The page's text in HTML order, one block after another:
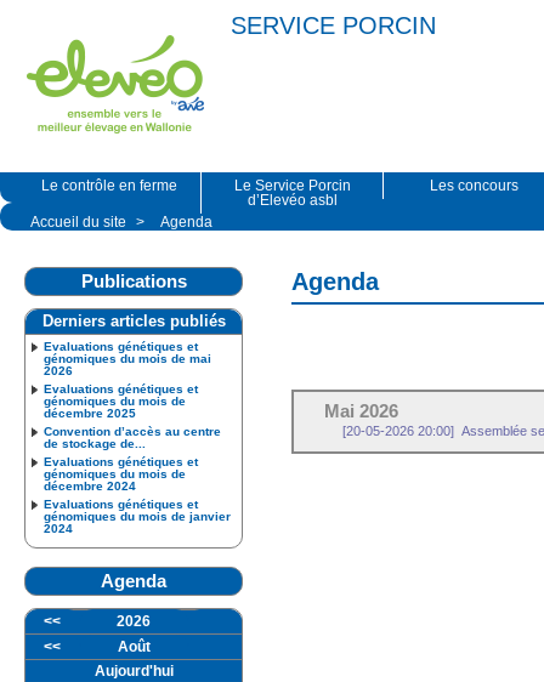
SERVICE PORCIN
Le contrôle en ferme
Le Service Porcin
d’Elevéo asbl
Les concours
Accueil du site > Agenda
Agenda
Mai 2026
[20-05-2026 20:00] Assemblée
Publications
Derniers articles publiés
Evaluations génétiques et
génomiques du mois de mai
2026
Evaluations génétiques et
génomiques du mois de
décembre 2025
Convention d’accès au centre
de stockage de...
Evaluations génétiques et
génomiques du mois de
décembre 2024
Evaluations génétiques et
génomiques du mois de janvier
2024
Agenda
<<
2026
<<
Août
Aujourd'hui